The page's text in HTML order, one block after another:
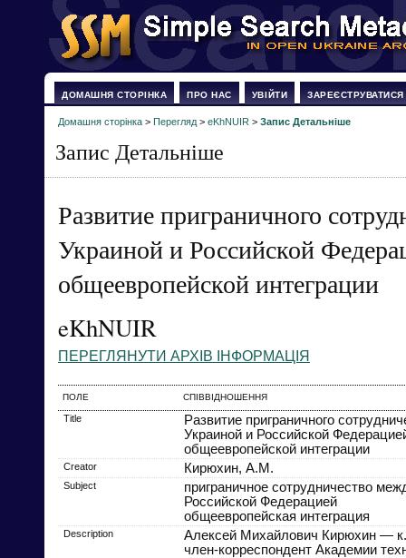
ДОМАШНЯ СТОРІНКА ПРО НАС УВІЙТИ ЗАРЕЄСТРУВАТИСЯ
Домашня сторінка > Перегляд > eKhNUIR > Запис Детальніше
Запис Детальніше
Развитие приграничного
Украиной и Российской
общеевропейской интеграции
eKhNUIR
ПЕРЕГЛЯНУТИ АРХІВ ІНФОРМАЦІЯ
ПОЛЕ СПІВВІДНОШЕННЯ
Title
Развитие приграничного
Украиной и Российской
общеевропейской интеграции
Creator Кирюхин, А.М.
Subject
приграничное сотрудничество
Российской Федерацией
общеевропейская интеграция
Description
Алексей Михайлович Кирюхин —
член-корреспондент Академии